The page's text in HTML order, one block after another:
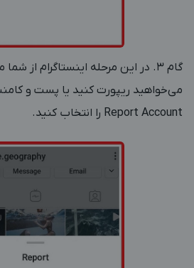
گام 3. در این مرحله اینستاگرام از
می‌خواهید ریپورت کنید یا پست و
Report Account را انتخاب کنید.